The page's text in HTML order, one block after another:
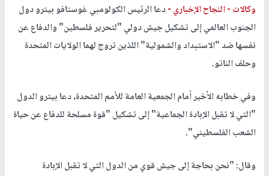
وكالات -النجاح الإخباري -دعا الرئيس الكولومبي غوستافو بيترو دول
الجنوب العالمي إلى تشكيل جيش دولي "لتحرير فلسطين" والدفاع عن
نفسها ضد "الاستبداد والشمولية" اللذين تروج لهما الولايات المتحدة
وحلف الناتو.
وفي خطابه الأخير أمام الجمعية العامة للأمم المتحدة، دعا بيترو الدول
"التي لا تقبل الإبادة الجماعية" إلى تشكيل "قوة مسلحة للدفاع عن حياة
الشعب الفلسطيني".
وقال: "نحن بحاجة إلى جيش قوي من الدول التي لا تقبل الإبادة